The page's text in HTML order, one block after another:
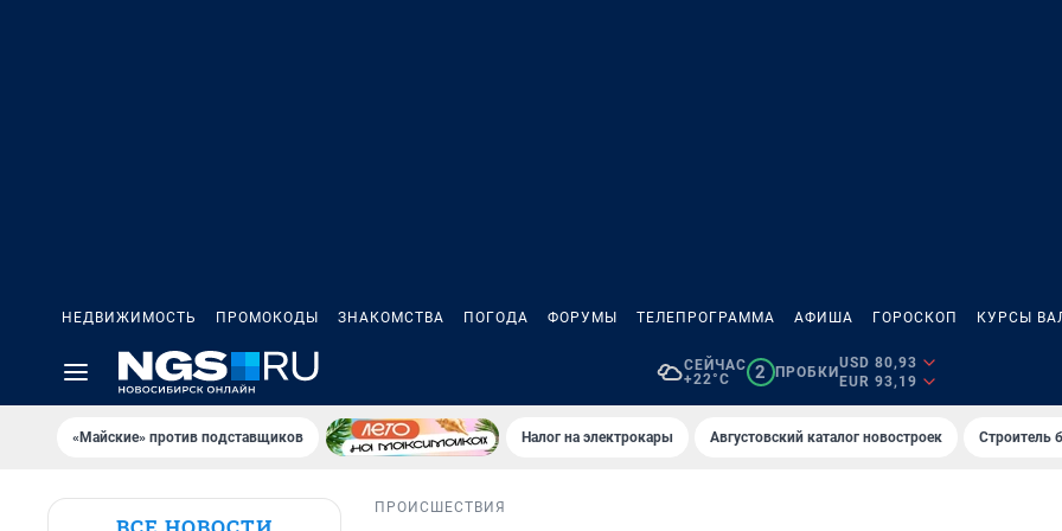
НЕДВИЖИМОСТЬ ПРОМОКОДЫ ЗНАКОМСТВА ПОГОДА ФОРУМЫ ТЕЛЕПРОГРАММА АФИША ГОРОСКОП КУРСЫ
СЕЙЧАС
+22°C
2 ПРОБКИ
USD 80,93
EUR 93,19
«Майские» против подставщиков Налог на электрокары Августовский каталог новостроек Строитель
ПРОИСШЕСТВИЯ